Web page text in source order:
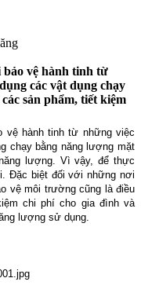
bảo vệ hành tinh từ
các vật dụng chạy
sản phẩm, tiết kiệm
vệ hành tinh từ những việc
chạy bằng năng lượng mặt
lượng. Vì vậy, để thực
Đặc biệt đối với những nơi
vệ môi trường cũng là điều
chi phí cho gia đình và
lượng sử dụng.